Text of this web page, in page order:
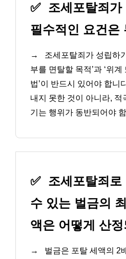
✅ 조세포탈죄
필수적인 요건은
→
조세포탈죄가 성립하
부를 면탈할 목적’과 ‘위
법’이 반드시 있어야 합니
내지 못한 것이 아니라, 적
기는 행위가 동반되어야
✅ 조세포탈죄로
수 있는 벌금의
액은 어떻게 산
→
벌금은 포탈 세액의 2